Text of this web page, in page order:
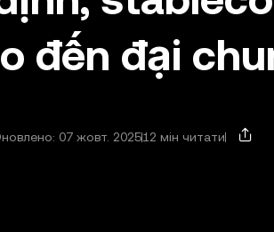
đến đại
07 жовт. 202512 мін читати